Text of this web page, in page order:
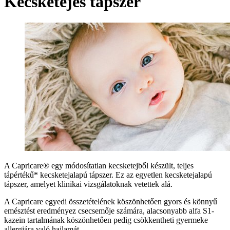
A Capricare® egy módosítatlan kecsketejből készült, teljes
tápértékű* kecsketejalapú tápszer. Ez az egyetlen kecsketejalapú
tápszer, amelyet klinikai vizsgálatoknak vetettek alá.
A Capricare egyedi összetételének köszönhetően gyors és könnyű
emésztést eredményez csecsemője számára, alacsonyabb alfa S1-
kazein tartalmának köszönhetően pedig csökkentheti gyermeke